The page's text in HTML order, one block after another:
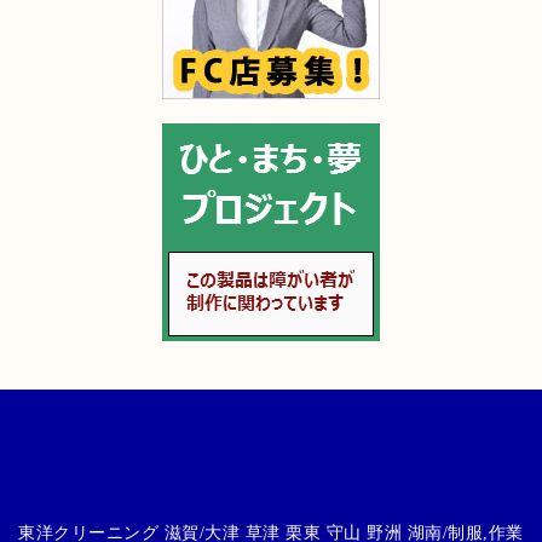
東洋クリーニング 滋賀/大津 草津 栗東 守山 野洲 湖南/制服,作業